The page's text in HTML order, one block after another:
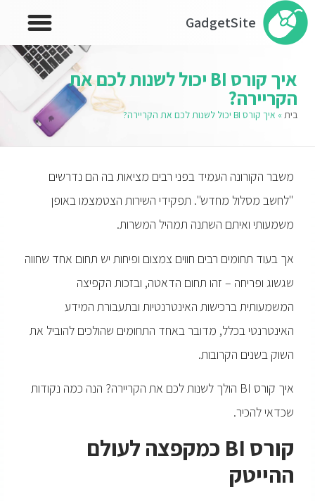
GadgetSite
איך קורס BI יכול לשנות לכם את
הקריירה?
בית » איך קורס BI יכול לשנות לכם את הקריירה?
משבר הקורונה העמיד בפני רבים מציאות בה הם נדרשים
"לחשב מסלול מחדש". תפקידי השירות הצטמצמו באופן
משמעותי ואיתם השתנה תמהיל המשרות.
אך בעוד תחומים רבים חווים צמצום ופיחות יש תחום אחד שחווה
שגשוג ופריחה – זהו תחום הדאטה, ובזכות הקפיצה
המשמעותית ברכישות האינטרנטיות ובתעבורת המידע
האינטרנטי בכלל, מדובר באחד התחומים שהולכים להוביל את
השוק בשנים הקרובות.
איך קורס BI הולך לשנות לכם את הקריירה? הנה כמה נקודות
שכדאי להכיר.
קורס BI כמקפצה לעולם
ההייטק